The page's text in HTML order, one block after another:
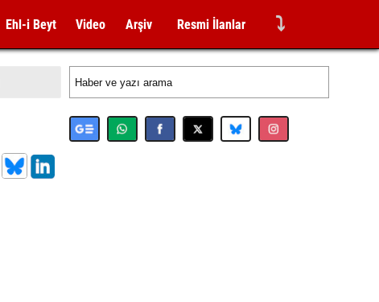
Ehl-i Beyt Video Arşiv Resmi İlanlar ⤵